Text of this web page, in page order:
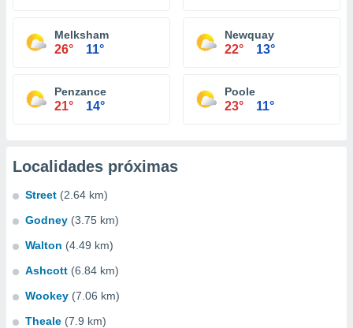
Melksham
26° 11°
Newquay
22° 13°
Penzance
21° 14°
Poole
23° 11°
Localidades próximas
Street (2.64 km)
Godney (3.75 km)
Walton (4.49 km)
Ashcott (6.84 km)
Wookey (7.06 km)
Theale (7.9 km)